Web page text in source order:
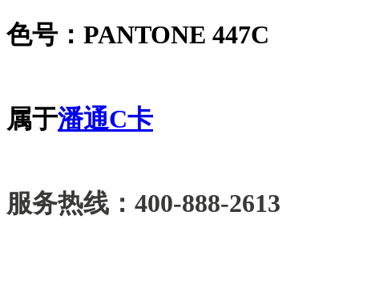
色号：PANTONE 447C
属于潘通C卡
服务热线：400-888-2613